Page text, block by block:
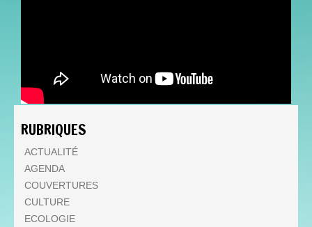
RUBRIQUES
ACTUALITÉ
AGENDA
COUVERTURES
CULTURE
ECOLOGIE